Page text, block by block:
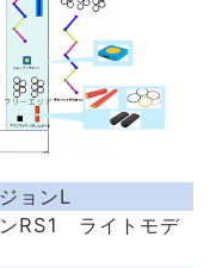
ョンL
RS1 ライトモデ